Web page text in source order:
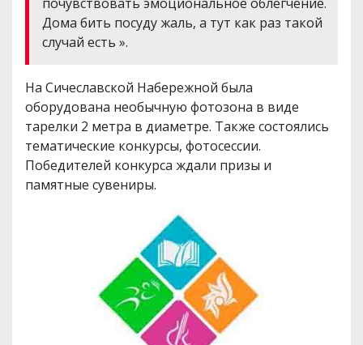
Дома бить посуду жаль, а тут как раз такой
случай есть ».
На Сичеславской Набережной была
оборудована необычную фотозона в виде
тарелки 2 метра в диаметре. Также состоялись
тематические конкурсы, фотосессии.
Победителей конкурса ждали призы и
памятные сувениры.